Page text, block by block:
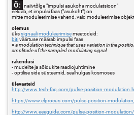
Õ:
naiivtõlge "impulsi asukoha modulatsioon"
eeldab, et impulsi faas ("asukoht") on
mitte moduleerimise vahend, vaid moduleerimise objekt
olemus
ükssignaalimoduleerimisemeetodeid:
bitiväärtuse määrab impulsi faas
=a modulation technique that uses variation in the
amplitude of the sampled modulating signal
rakendusi
- mudelite ja sõidukite raadiojuhtimine
- optilise side süsteemid, sealhulgas kosmoses
ülevaateid
http://www.tech-faq.com/pulse-position-
https://www.elprocus.com/pulse-position-
http://www.eeeguide.com/pulse-position-modulation/